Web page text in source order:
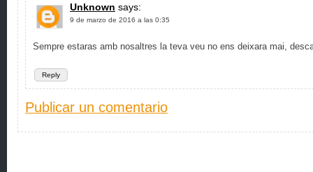
Unknown says:
9 de marzo de 2016 a las 0:35
Reply
Sempre estaras amb nosaltres la teva veu no ens deixara mai,
Publicar un comentario